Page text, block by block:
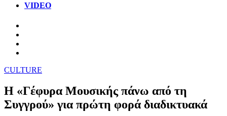
VIDEO
CULTURE
Η «Γέφυρα Μουσικής πάνω από τη
Συγγρού» για πρώτη φορά διαδικτυακά